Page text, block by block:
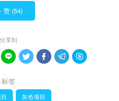
赞 (54)
分享到
    
标签
灰色项目